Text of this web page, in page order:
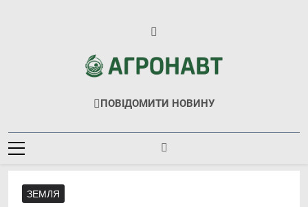
Агронавт
Новини Українського Агробізнесу
ПОВІДОМИТИ НОВИНУ
ЗЕМЛЯ